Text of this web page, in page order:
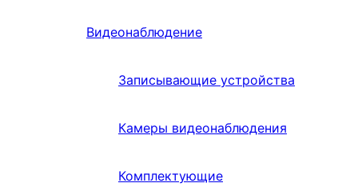
Видеонаблюдение
Записывающие устройства
Камеры видеонаблюдения
Комплектующие